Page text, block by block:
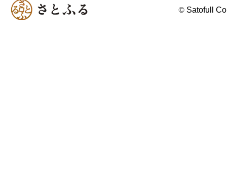
© Satofull